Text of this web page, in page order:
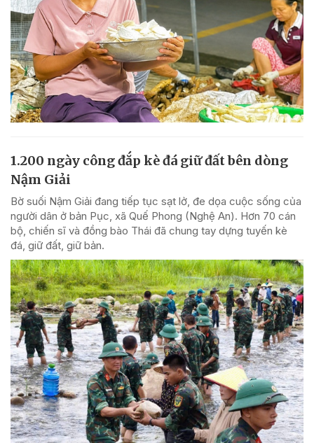
1.200 ngày công đắp kè đá giữ đất bên dòng
Nậm Giải
Bờ suối Nậm Giải đang tiếp tục sạt lở, đe dọa cuộc sống của
người dân ở bản Pục, xã Quế Phong (Nghệ An). Hơn 70 cán
bộ, chiến sĩ và đồng bào Thái đã chung tay dựng tuyến kè
đá, giữ đất, giữ bản.